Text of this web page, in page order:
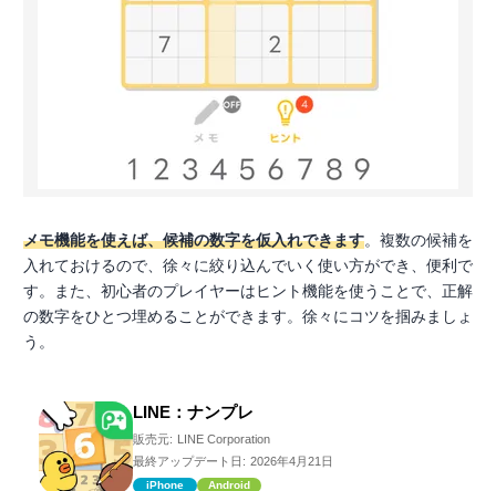
メモ機能を使えば、候補の数字を仮入れできます。複数の候補を
入れておけるので、徐々に絞り込んでいく使い方ができ、便利で
す。また、初心者のプレイヤーはヒント機能を使うことで、正解
の数字をひとつ埋めることができます。徐々にコツを掴みましょ
う。
LINE：ナンプレ
販売元: LINE Corporation
最終アップデート日: 2026年4月21日
iPhone Android